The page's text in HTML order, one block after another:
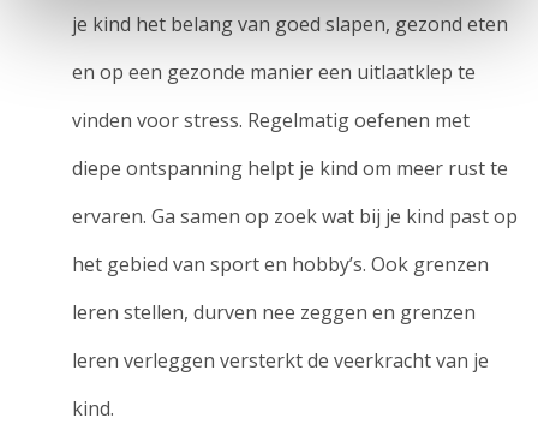
je kind het belang van goed slapen, gezond eten
en op een gezonde manier een uitlaatklep te
vinden voor stress. Regelmatig oefenen met
diepe ontspanning helpt je kind om meer rust te
ervaren. Ga samen op zoek wat bij je kind past op
het gebied van sport en hobby’s. Ook grenzen
leren stellen, durven nee zeggen en grenzen
leren verleggen versterkt de veerkracht van je
kind.